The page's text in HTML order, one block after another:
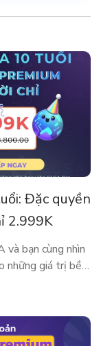
Đặc quyền
2.999K
bạn cùng nhìn
những giá trị bền
rỡ, ELSA
từ trước đến